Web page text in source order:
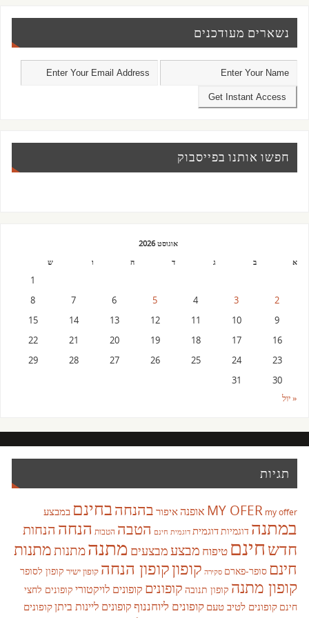
נשארים מעודכנים
חפשו אותנו בפייסבוק
אוגוסט 2026
א
ב ג ד ה ו ש
1
2
3
4
5
6
7
8
9
10
11
12
13
14
15
16
17
18
19
20
21
22
23
24
25
26
27
28
29
30
31
« יול
תגיות
MY OFER my offer אופנהאיפור בהנחהבחינם במבצע
במתנה דוגמיותדוגמית דוגמית חינם הטבה הטבות הנחה הנחות
חדשחינם טיפוח מבצעמבצעים מתנהמתנותמתנות
חינם סופר-פארם סקירה קופוןקופון הנחה קופון ישיר קופון לסופר
קופון מתנה קופון תנובה קופונים קופונים לויקטורי קופונים לחצי
חינם קופונים לטיב טעם קופונים ליוחננוףקופונים ליינות ביתןקופונים